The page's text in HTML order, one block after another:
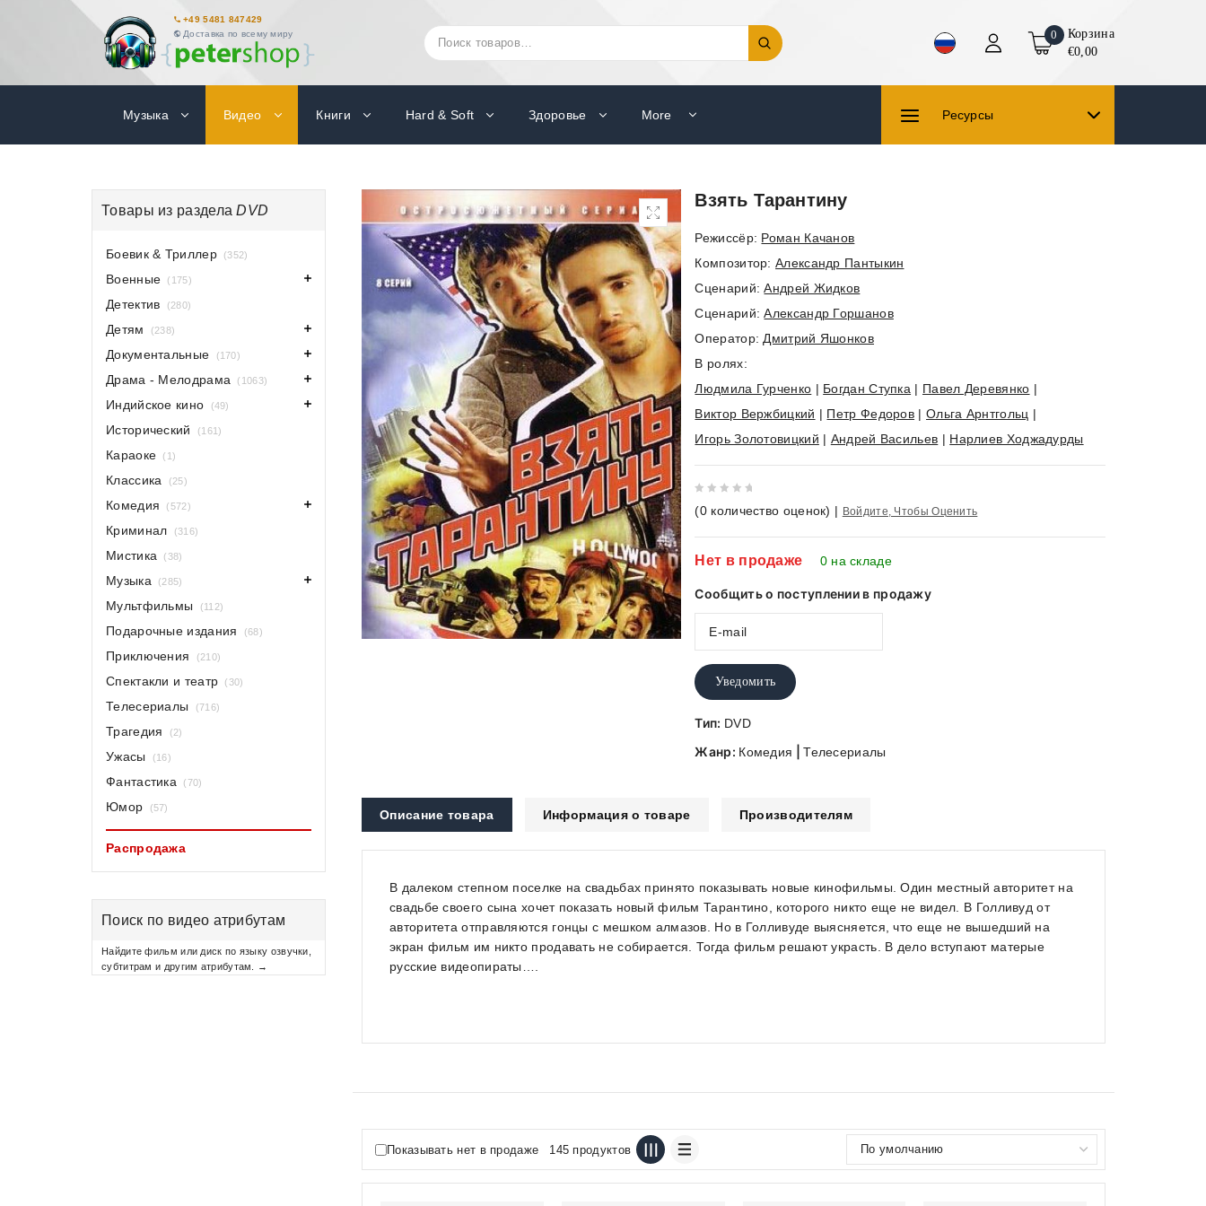
+49 5481 847429
Доставка по всему миру
Искать: 0
Корзина
€0,00
Музыка Видео Книги Hard & Soft Здоровье More Ресурсы
Взять Тарантину
Режиссёр: Роман Качанов
Композитор:Александр Пантыкин
Cценарий:Андрей Жидков
Cценарий:Александр Горшанов
Оператор: Дмитрий Яшонков
В ролях:
Людмила Гурченко | Богдан Ступка | Павел Деревянко |
Виктор Вержбицкий | Петр Федоров | Ольга Арнтгольц |
Игорь Золотовицкий | Андрей Васильев | Нарлиев Ходжадурды
out
of
5
(0 количество оценок) | Войдите, Чтобы Оценить
Нет в продаже 0 на складе
Сообщить о поступлении в продажу
Уведомить
Тип: DVD
Жанр: Комедия |Телесериалы
Описание товара Информация о товаре Производителям
В далеком степном поселке на свадьбах принято показывать новые кинофильмы. Один местный авторитет на
свадьбе своего сына хочет показать новый фильм Тарантино, которого никто еще не видел. В Голливуд от
авторитета отправляются гонцы с мешком алмазов. Но в Голливуде выясняется, что еще не вышедший на
экран фильм им никто продавать не собирается. Тогда фильм решают украсть. В дело вступают матерые
русские видеопираты….
Показывать нет в продаже 145 продуктов
Товары из разделаDVD
Боевик & Триллер (352)
Военные (175)
Детектив (280)
Детям (238)
Документальные (170)
Драма - Мелодрама (1063)
Индийское кино (49)
Исторический (161)
Караоке (1)
Классика (25)
Комедия (572)
Криминал (316)
Мистика (38)
Музыка (285)
Мультфильмы (112)
Подарочные издания (68)
Приключения (210)
Спектакли и театр (30)
Телесериалы (716)
Трагедия (2)
Ужасы (16)
Фантастика (70)
Юмор (57)
Распродажа
Поиск по видео атрибутам
Найдите фильм или диск по языку озвучки,
субтитрам и другим атрибутам. →